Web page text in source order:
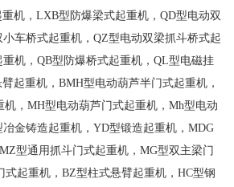
机，LXB型防爆梁式起重机，QD型电动双
车桥式起重机，QZ型电动双梁抓斗桥式起
机，QB型防爆桥式起重机，QL型电磁挂
起重机，BMH型电动葫芦半门式起重机，
，MH型电动葫芦门式起重机，Mh型电动
金铸造起重机，YD型锻造起重机，MDG
型通用抓斗门式起重机，MG型双主梁门
式起重机，BZ型柱式悬臂起重机，HC型钢